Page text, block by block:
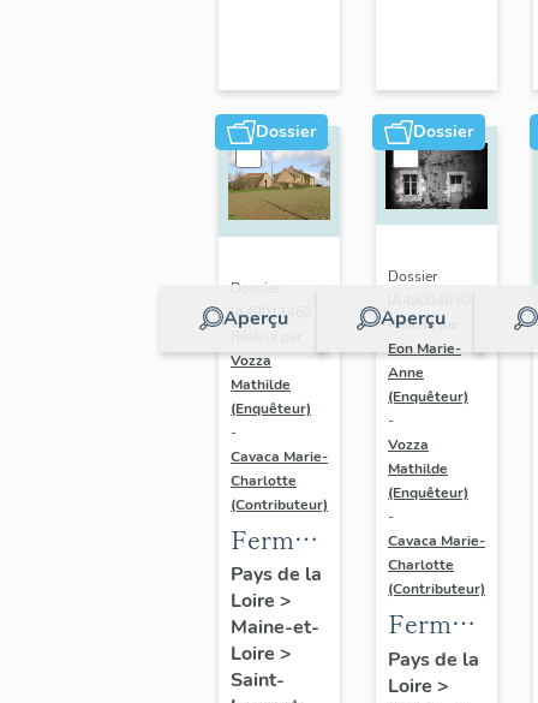
Mauges-
sur-
Loire
Dossier
Aperçu
Dossier
IA49011462 |
Vozza
Mathilde
(Enquêteur)
-
Cavaca Marie-
Charlotte
(Contributeur)
Ferme,
dite la
Ménardière
Pays de la
Loire >
Maine-et-
Loire >
Saint-
Dossier
Aperçu
Dossier
Réalisé par
Eon Marie-
Anne
(Enquêteur)
-
Vozza
Mathilde
(Enquêteur)
-
Cavaca Marie-
Charlotte
(Contributeur)
Ferme,
dite la
Boulaisière
Pays de la
Loire >